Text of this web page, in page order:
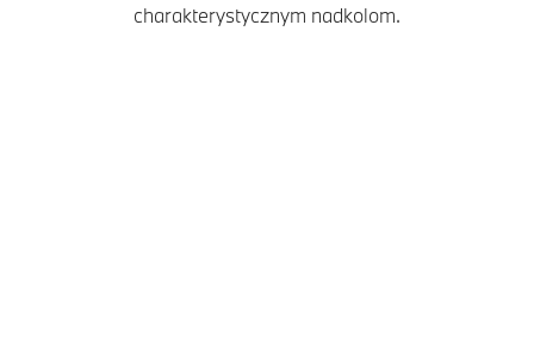
charakterystycznym nadkolom.